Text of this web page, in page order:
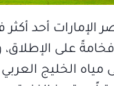
الإمارات أحد أكثر
فخامةً على
مياه الخليج